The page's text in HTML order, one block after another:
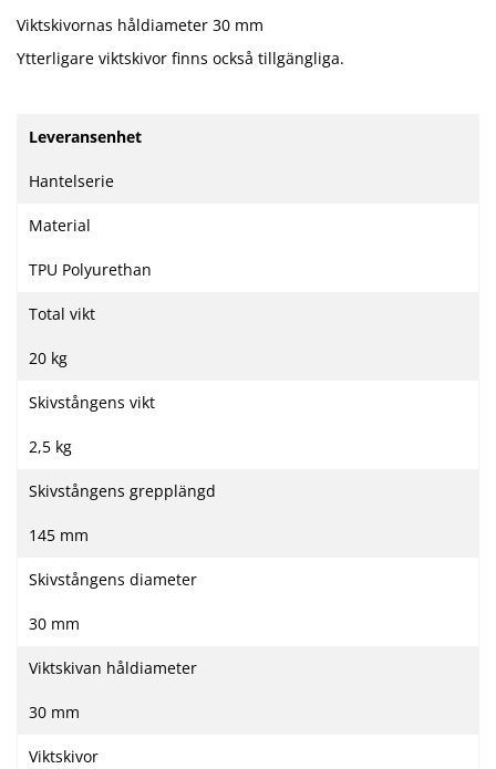
Viktskivornas håldiameter 30 mm
Ytterligare viktskivor finns också tillgängliga.
Leveransenhet
Hantelserie
Material
TPU Polyurethan
Total vikt
20 kg
Skivstångens vikt
2,5 kg
Skivstångens grepplängd
145 mm
Skivstångens diameter
30 mm
Viktskivan håldiameter
30 mm
Viktskivor